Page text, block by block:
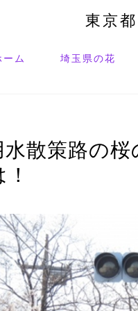
東京
ーム 埼玉県の花
散策路の